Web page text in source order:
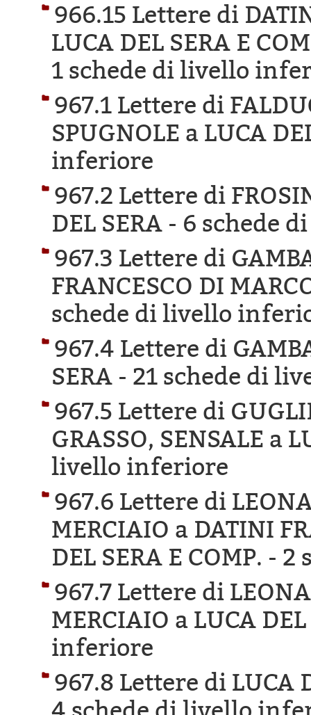
966.15 Lettere di
LUCA DEL SERA E
1 schede di livello
967.1 Lettere di
SPUGNOLE a LUCA
inferiore
967.2 Lettere di
DEL SERA - 6 schede
967.3 Lettere di
FRANCESCO DI
schede di livello
967.4 Lettere di
SERA - 21 schede di
967.5 Lettere di
GRASSO, SENSALE a
livello inferiore
967.6 Lettere di
MERCIAIO a DATINI
DEL SERA E COMP. - 2
967.7 Lettere di
MERCIAIO a LUCA
inferiore
967.8 Lettere di LUCA